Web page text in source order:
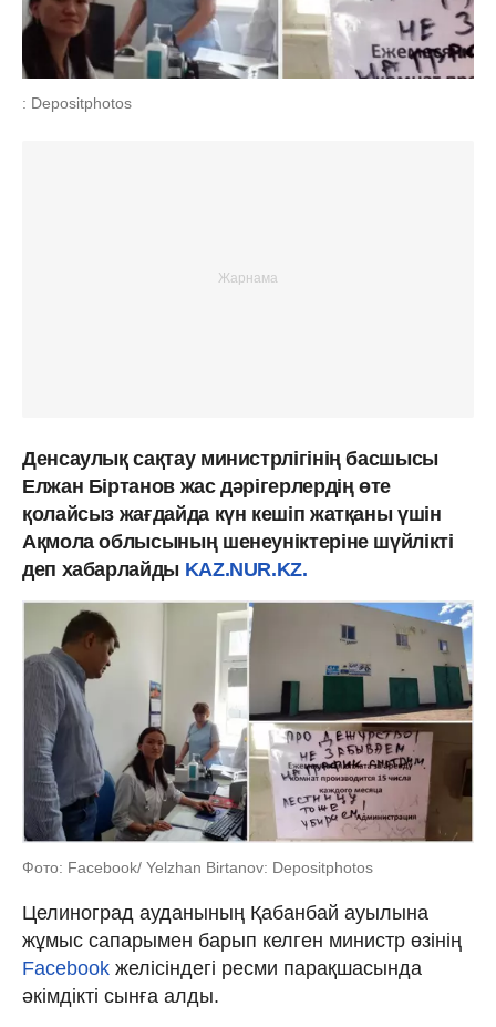
: Depositphotos
Денсаулық сақтау министрлігінің басшысы
Елжан Біртанов жас дәрігерлердің өте
қолайсыз жағдайда күн кешіп жатқаны үшін
Ақмола облысының шенеуніктеріне шүйлікті
деп хабарлайды KAZ.NUR.KZ.
Фото: Facebook/ Yelzhan Birtanov: Depositphotos
Целиноград ауданының Қабанбай ауылына
жұмыс сапарымен барып келген министр өзінің
Facebook желісіндегі ресми парақшасында
әкімдікті сынға алды.